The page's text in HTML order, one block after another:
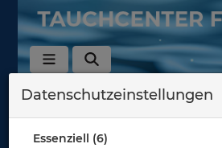
Zurück
Datenschutzeinstellungen
Essenziell (6)